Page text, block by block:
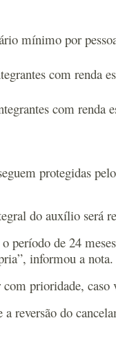
mínimo por
com renda
com renda
protegidas
do auxílio será
período de 24
informou a nota.
prioridade, caso
reversão do